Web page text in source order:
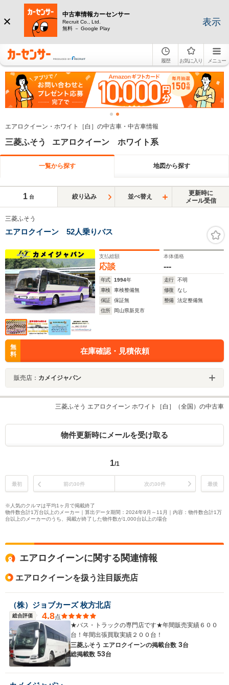
中古車情報カーセンサー
Recruit Co., Ltd.
無料 － Google Play
表示
履歴 お気に入り メニュー
エアロクイーン・ホワイト［白］の中古車・中古車情報
三菱ふそう エアロクイーン ホワイト系
一覧から探す 地図から探す
1 台 絞り込み 並べ替え
更新時に
メール受信
三菱ふそう
エアロクイーン 52人乗りバス
支払総額
応談
本体価格
---
年式 1994年 走行
不明
車検
車検整備無 修復
なし
保証
保証無 整備
法定整備無
住所
岡山県新見市
無
料
在庫確認・見積依頼
販売店： カメイジャパン
三菱ふそう エアロクイーン ホワイト［白］（全国）の中古車
物件更新時にメールを受け取る
1/1
最初 前の30件 次の30件 最後
※人気のクルマは平均1ヶ月で掲載終了
物件数合計1万台以上のメーカー｜算出データ期間：2024年9月～11月｜内容：物件数合計1万
台以上のメーカーのうち、掲載が終了した物件数が1,000台以上の場合
エアロクイーンに関する関連情報
エアロクイーンを扱う注目販売店
（株）ジョブカーズ 枚方北店
総合評価 4.8点
★バス・トラックの専門店です★年間販売実績６００
台！年間出張買取実績２００台！
三菱ふそう エアロクイーンの掲載台数 3台
総掲載数 53台